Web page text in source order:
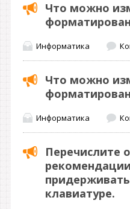
Что можно
Информатика
Что можно
Информатика
Перечислите
клавиатуре.